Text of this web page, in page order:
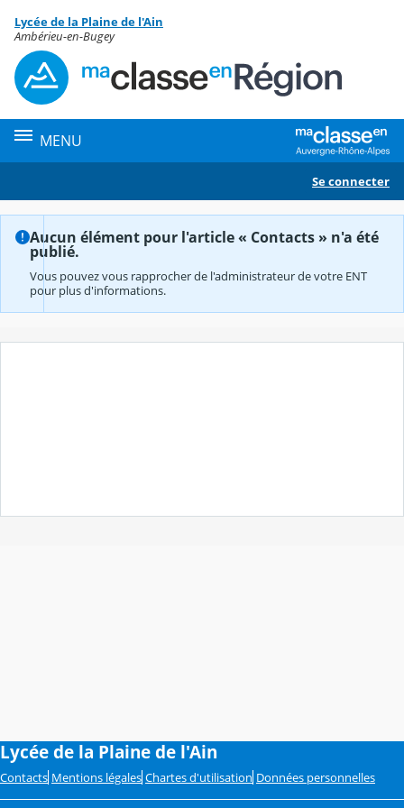
Contenu
Lycée de la Plaine de l'Ain
Ambérieu-en-Bugey
MENU
Se connecter
Aucun élément pour l'article « Contacts » n'a été
publié.
Vous pouvez vous rapprocher de l'administrateur de votre ENT
pour plus d'informations.
Lycée de la Plaine de l'Ain
Contacts Mentions légales Chartes d'utilisation Données personnelles